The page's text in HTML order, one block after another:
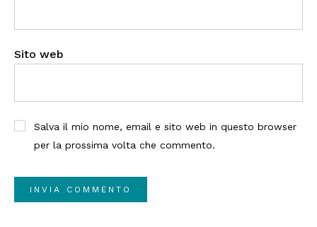
Sito web
Salva il mio nome, email e sito web in questo browser
per la prossima volta che commento.